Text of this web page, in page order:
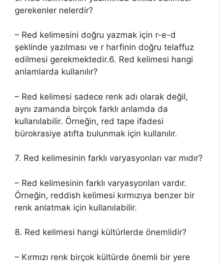
gerekenler nelerdir?
– Red kelimesini doğru yazmak için r-e-d
şeklinde yazılması ve r harfinin doğru telaffuz
edilmesi gerekmektedir.6. Red kelimesi hangi
anlamlarda kullanılır?
– Red kelimesi sadece renk adı olarak değil,
aynı zamanda birçok farklı anlamda da
kullanılabilir. Örneğin, red tape ifadesi
bürokrasiye atıfta bulunmak için kullanılır.
7. Red kelimesinin farklı varyasyonları var mıdır?
– Red kelimesinin farklı varyasyonları vardır.
Örneğin, reddish kelimesi kırmızıya benzer bir
renk anlatmak için kullanılabilir.
8. Red kelimesi hangi kültürlerde önemlidir?
– Kırmızı renk birçok kültürde önemli bir yere